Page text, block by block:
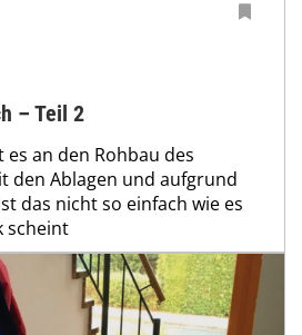
– Teil 2
es an den Rohbau des
den Ablagen und aufgrund
das nicht so einfach wie es
scheint